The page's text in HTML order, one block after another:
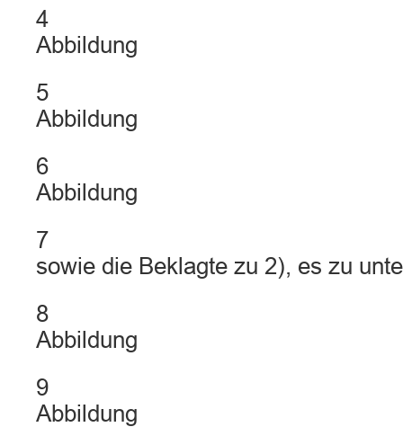
4
Abbildung
5
Abbildung
6
Abbildung
7
sowie die Beklagte zu 2), es zu
8
Abbildung
9
Abbildung